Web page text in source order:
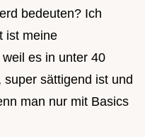
bedeuten? Ich
ist meine
es in unter 40
sättigend ist und
man nur mit Basics